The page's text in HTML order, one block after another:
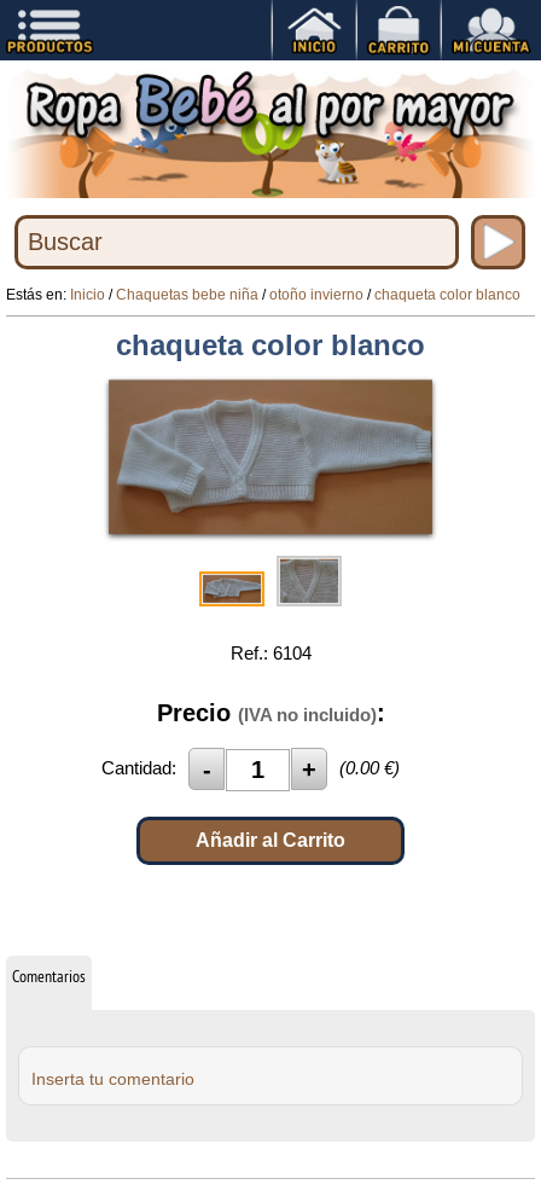
Estás en: Inicio /Chaquetas bebe niña /otoño invierno /chaqueta color blanco
chaqueta color blanco
Ref.: 6104
Precio (IVA no incluido):
Cantidad: (0.00€)
Añadir al Carrito
Comentarios
Inserta tu comentario